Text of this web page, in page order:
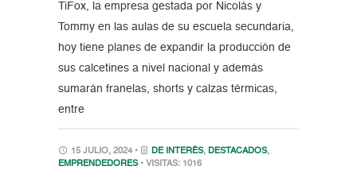
TiFox, la empresa gestada por Nicolás y
Tommy en las aulas de su escuela secundaria,
hoy tiene planes de expandir la producción de
sus calcetines a nivel nacional y además
sumarán franelas, shorts y calzas térmicas,
entre
15 JULIO, 2024 • DE INTERÉS, DESTACADOS,
EMPRENDEDORES • VISITAS: 1016